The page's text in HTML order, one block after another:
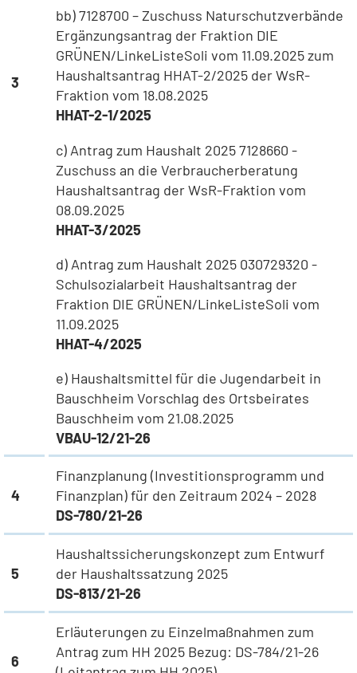
3
bb)7128700 – Zuschuss Naturschutzverbände
Ergänzungsantrag der Fraktion DIE
GRÜNEN/LinkeListeSoli vom 11.09.2025 zum
Haushaltsantrag HHAT-2/2025 der WsR-
Fraktion vom 18.08.2025
HHAT-2-1/2025
c) Antrag zum Haushalt 2025 7128660 -
Zuschuss an die Verbraucherberatung
Haushaltsantrag der WsR-Fraktion vom
08.09.2025
HHAT-3/2025
d) Antrag zum Haushalt 2025 030729320 -
Schulsozialarbeit Haushaltsantrag der
Fraktion DIE GRÜNEN/LinkeListeSoli vom
11.09.2025
HHAT-4/2025
e) Haushaltsmittel für die Jugendarbeit in
Bauschheim Vorschlag des Ortsbeirates
Bauschheim vom 21.08.2025
VBAU-12/21-26
4
Finanzplanung (Investitionsprogramm und
Finanzplan) für den Zeitraum 2024 – 2028
DS-780/21-26
5
Haushaltssicherungskonzept zum Entwurf
der Haushaltssatzung 2025
DS-813/21-26
6
Erläuterungen zu Einzelmaßnahmen zum
Antrag zum HH 2025 Bezug: DS-784/21-26